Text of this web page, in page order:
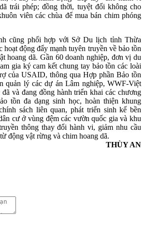
trái phép; đồng thời, tuyệt đối không cho
viên các chùa để mua bán chim phóng
cũng phối hợp với Sở Du lịch tỉnh Thừa
hoạt động đẩy mạnh tuyên truyền về bảo tồn
hoang dã. Gần 60 doanh nghiệp, đơn vị du
gia ký cam kết chung tay bảo tồn các loài
của USAID, thông qua Hợp phần Bảo tồn
quản lý các dự án Lâm nghiệp, WWF-Việt
và đang đồng hành triển khai các chương
tồn đa dạng sinh học, hoàn thiện khung
sách liên quan, phát triển sinh kế bền
cư ở vùng đệm các vườn quốc gia và khu
thông thay đổi hành vi, giảm nhu cầu
động vật rừng và chim hoang dã.
THÙY AN